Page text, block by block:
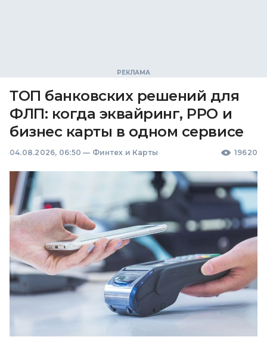
ТОП банковских решений для
ФЛП: когда эквайринг, РРО и
бизнес карты в одном сервисе
04.08.2026, 06:50 — Финтех и Карты 19620